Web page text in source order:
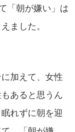
「朝が嫌い」は
ました。
加えて、女性
あると思うん
れずに朝を迎